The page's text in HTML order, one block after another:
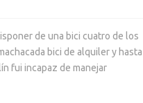
de una bici cuatro de los
bici de alquiler y hasta
fui incapaz de manejar